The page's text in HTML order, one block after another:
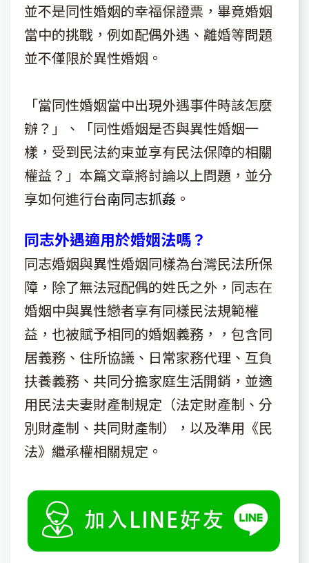
並不是同性婚姻的幸福保證票，畢竟婚姻
當中的挑戰，例如配偶外遇、離婚等問題
並不僅限於異性婚姻。
「當同性婚姻當中出現外遇事件時該怎麼
辦？」、「同性婚姻是否與異性婚姻一
樣，受到民法約束並享有民法保障的相關
權益？」本篇文章將討論以上問題，並分
享如何進行台南同志抓姦 。
同志外遇適用於婚姻法嗎？
同志婚姻與異性婚姻同樣為台灣民法所保
障，除了無法冠配偶的姓氏之外，同志在
婚姻中與異性戀者享有同樣民法規範權
益，也被賦予相同的婚姻義務，，包含同
居義務、住所協議、日常家務代理、互負
扶養義務、共同分擔家庭生活開銷，並適
用民法夫妻財產制規定（法定財產制、分
別財產制、共同財產制），以及準用《民
法》繼承權相關規定。